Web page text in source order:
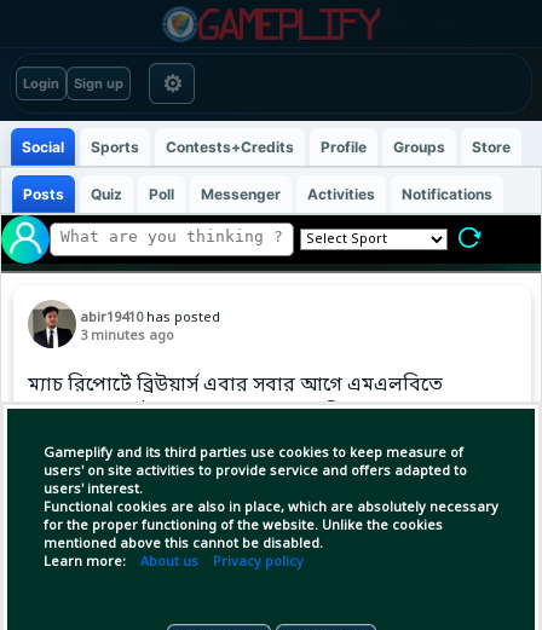
Login Sign up ⚙
Gameplify and its third parties use cookies to keep measure of
users' on site activities to provide service and offers adapted to
users' interest.
Functional cookies are also in place, which are absolutely necessary
for the proper functioning of the website. Unlike the cookies
mentioned above this cannot be disabled.
Learn more: About us Privacy policy
Social Sports Contests+Credits Profile Groups Store
Posts Quiz Poll Messenger Activities Notifications
abir19410 has posted
3 minutes ago
ম্যাচ রিপোর্টে ব্রিউয়ার্স এবার সবার আগে এমএলবিতে
সত্তর জয়ের মাইলফলক ছুঁয়েছে, আজ বিশ্বজুড়ে
ক্রীড়াপ্রেমীদের মধ্যে ব্যাপকভাবে আলোচিত। #MLB
#Baseball #ABIR
Copy Link Open